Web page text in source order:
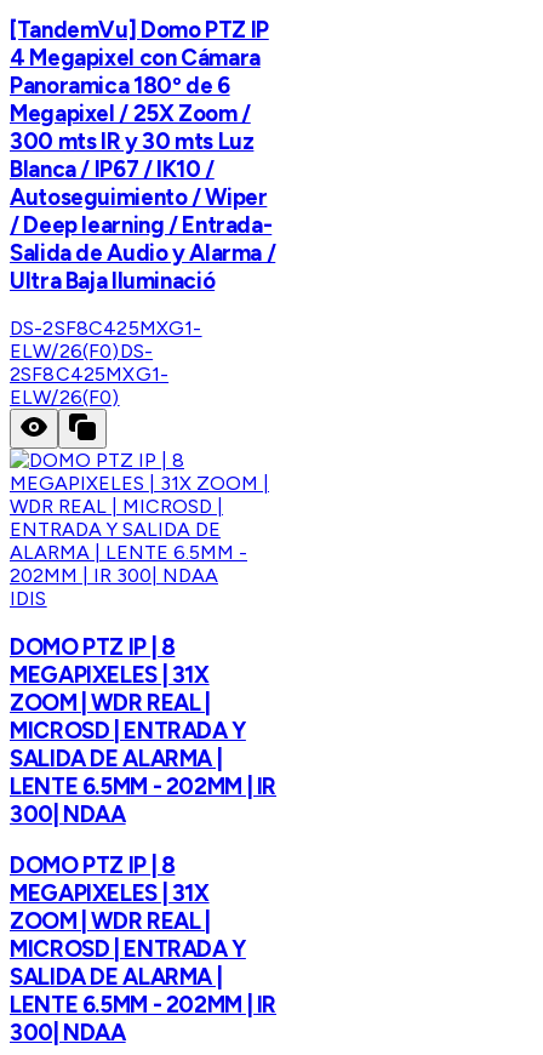
[TandemVu] Domo PTZ IP
4 Megapixel con Cámara
Panoramica 180º de 6
Megapixel / 25X Zoom /
300 mts IR y 30 mts Luz
Blanca / IP67 / IK10 /
Autoseguimiento / Wiper
/ Deep learning / Entrada-
Salida de Audio y Alarma /
Ultra Baja Iluminació
DS-2SF8C425MXG1-
ELW/26(F0)DS-
2SF8C425MXG1-
ELW/26(F0)
IDIS
DOMO PTZ IP | 8
MEGAPIXELES | 31X
ZOOM | WDR REAL |
MICROSD | ENTRADA Y
SALIDA DE ALARMA |
LENTE 6.5MM - 202MM | IR
300| NDAA
DOMO PTZ IP | 8
MEGAPIXELES | 31X
ZOOM | WDR REAL |
MICROSD | ENTRADA Y
SALIDA DE ALARMA |
LENTE 6.5MM - 202MM | IR
300| NDAA